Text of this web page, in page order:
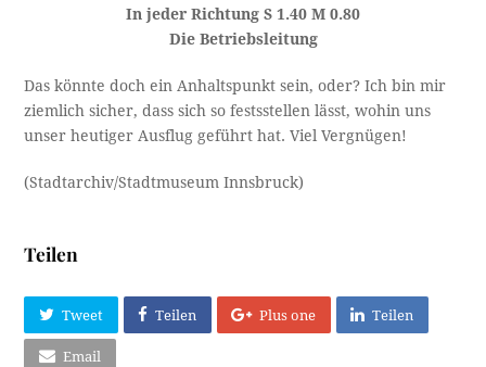
In jeder Richtung S 1.40 M 0.80
Die Betriebsleitung
Das könnte doch ein Anhaltspunkt sein, oder? Ich bin mir
ziemlich sicher, dass sich so festsstellen lässt, wohin uns
unser heutiger Ausflug geführt hat. Viel Vergnügen!
(Stadtarchiv/Stadtmuseum Innsbruck)
Teilen
Tweet Teilen Plus one Teilen
Email